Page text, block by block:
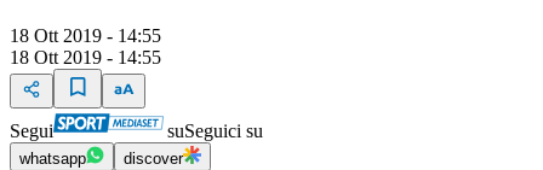
18 Ott 2019 - 14:55
18 Ott 2019 - 14:55
Segui suSeguici su
whatsapp discover